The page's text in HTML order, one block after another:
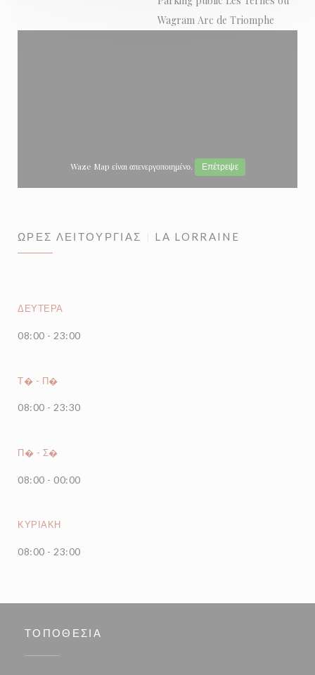
Wagram Arc de Triomphe
Waze Map είναι απενεργοποιημένο. Επέτρεψε
ΏΡΕΣ ΛΕΙΤΟΥΡΓΊΑΣ LA LORRAINE
ΔΕΥΤΈΡΑ
08:00 - 23:00
Τ� - Π�
08:00 - 23:30
Π� - Σ�
08:00 - 00:00
ΚΥΡΙΑΚΉ
08:00 - 23:00
ΤΟΠΟΘΕΣΊΑ